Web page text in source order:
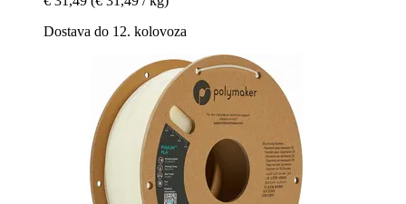
Dostava do 12. kolovoza